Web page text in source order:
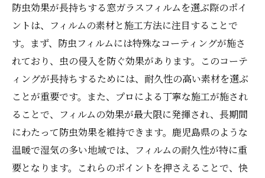
防虫効果が長持ちする窓ガラスフィルムを選ぶ際のポイ
ントは、フィルムの素材と施工方法に注目することで
す。まず、防虫フィルムには特殊なコーティングが施さ
れており、虫の侵入を防ぐ効果があります。このコーテ
ィングが長持ちするためには、耐久性の高い素材を選ぶ
ことが重要です。また、プロによる丁寧な施工が施され
ることで、フィルムの効果が最大限に発揮され、長期間
にわたって防虫効果を維持できます。鹿児島県のような
温暖で湿気の多い地域では、フィルムの耐久性が特に重
要となります。これらのポイントを押さえることで、快